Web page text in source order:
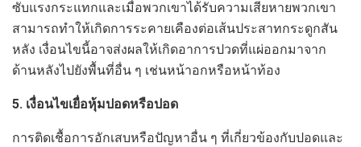
ซับแรงกระแทกและเมื่อพวกเขาได้รับความเสียหายพวกเขา
สามารถทำให้เกิดการระคายเคืองต่อเส้นประสาทกระดูกสัน
หลัง เงื่อนไขนี้อาจส่งผลให้เกิดอาการปวดที่แผ่ออกมาจาก
ด้านหลังไปยังพื้นที่อื่น ๆ เช่นหน้าอกหรือหน้าท้อง
5. เงื่อนไขเยื่อหุ้มปอดหรือปอด
การติดเชื้อการอักเสบหรือปัญหาอื่น ๆ ที่เกี่ยวข้องกับปอดและ